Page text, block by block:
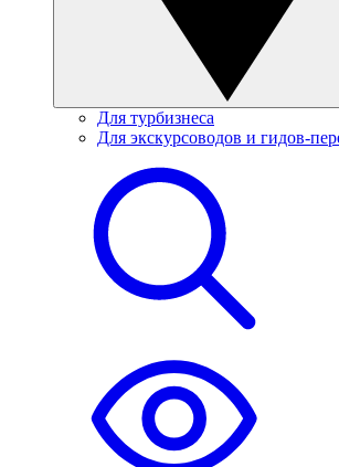
Для турбизнеса
Для экскурсоводов и гидов-